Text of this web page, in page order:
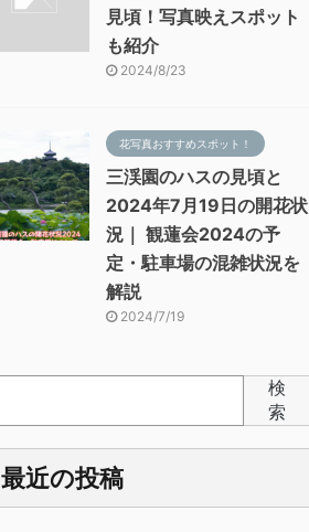
見頃！写真映えスポット
も紹介
2024/8/23
花写真おすすめスポット！
三渓園のハスの見頃と
2024年7月19日の開花状
況｜ 観蓮会2024の予
定・駐車場の混雑状況を
解説
2024/7/19
検
索
最近の投稿